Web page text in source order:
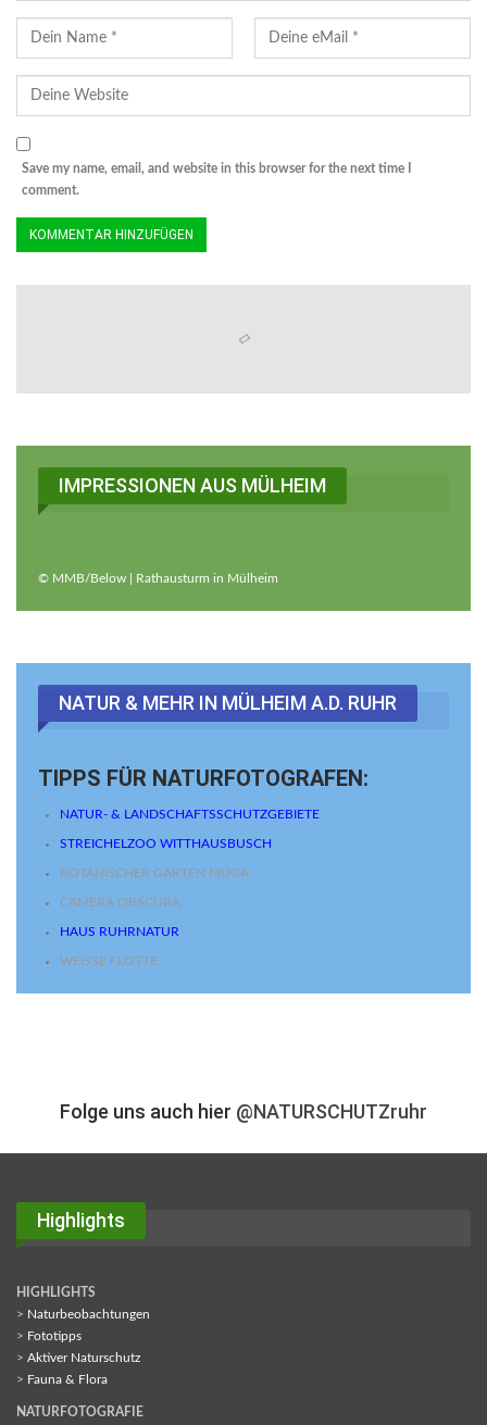
Save my name, email, and website in this browser for the next time I
comment.
IMPRESSIONEN AUS MÜLHEIM
© MMB/Below | Rathausturm in Mülheim
NATUR & MEHR IN MÜLHEIM A.d. RUHR
TIPPS FÜR NATURFOTOGRAFEN:
NATUR- & LANDSCHAFTSSCHUTZGEBIETE
STREICHELZOO WITTHAUSBUSCH
BOTANISCHER GARTEN MÜGA
CAMERA OBSCURA
HAUS RUHRNATUR
WEISSE FLOTTE
Folge uns auch hier @NATURSCHUTZruhr
Highlights
HIGHLIGHTS
> Naturbeobachtungen
> Fototipps
> Aktiver Naturschutz
> Fauna & Flora
NATURFOTOGRAFIE